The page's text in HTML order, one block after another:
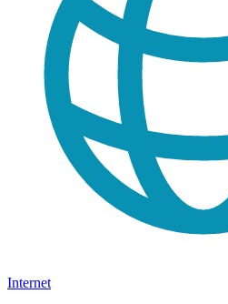
Internet